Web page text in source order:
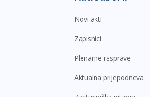
Novi akti
Zapisnici
Plenarne rasprave
Aktualna prijepodneva